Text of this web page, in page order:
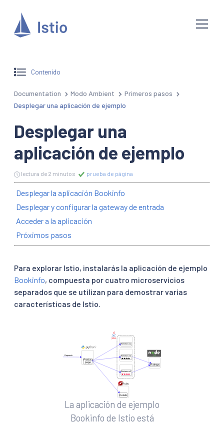
Contenido
Documentation Modo Ambient
Primeros pasos
Desplegar una aplicación de ejemplo
Desplegar una
aplicación de ejemplo
lectura de 2 minutos prueba de página
Desplegar la aplicación Bookinfo
Desplegar y configurar la gateway de entrada
Acceder a la aplicación
Próximos pasos
Para explorar Istio, instalarás la aplicación de ejemplo
Bookinfo, compuesta por cuatro microservicios
separados que se utilizan para demostrar varias
características de Istio.
La aplicación de ejemplo
Bookinfo de Istio está